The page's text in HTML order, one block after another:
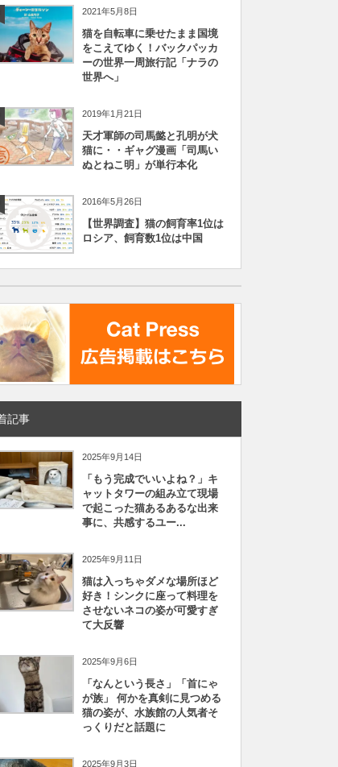
2021年5月8日
猫を自転車に乗せたまま国境
をこえてゆく！バックパッカ
ーの世界一周旅行記「ナラの
世界へ」
2019年1月21日
天才軍師の司馬懿と孔明が犬
猫に・・ギャグ漫画「司馬い
ぬとねこ明」が単行本化
2016年5月26日
【世界調査】猫の飼育率1位は
ロシア、飼育数1位は中国
記事
2025年9月14日
「もう完成でいいよね？」キ
ャットタワーの組み立て現場
で起こった猫あるあるな出来
事に、共感するユー...
2025年9月11日
猫は入っちゃダメな場所ほど
好き！シンクに座って料理を
させないネコの姿が可愛すぎ
て大反響
2025年9月6日
「なんという長さ」「首にゃ
が族」 何かを真剣に見つめる
猫の姿が、水族館の人気者そ
っくりだと話題に
2025年9月3日